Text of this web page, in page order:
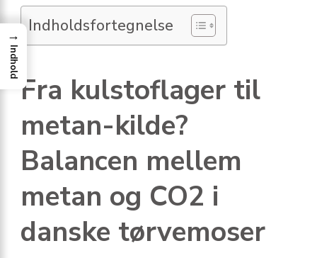
Indholdsfortegnelse
Fra kulstoflager til
metan-kilde?
Balancen mellem
metan og CO2 i
danske tørvemoser
→
Indhold